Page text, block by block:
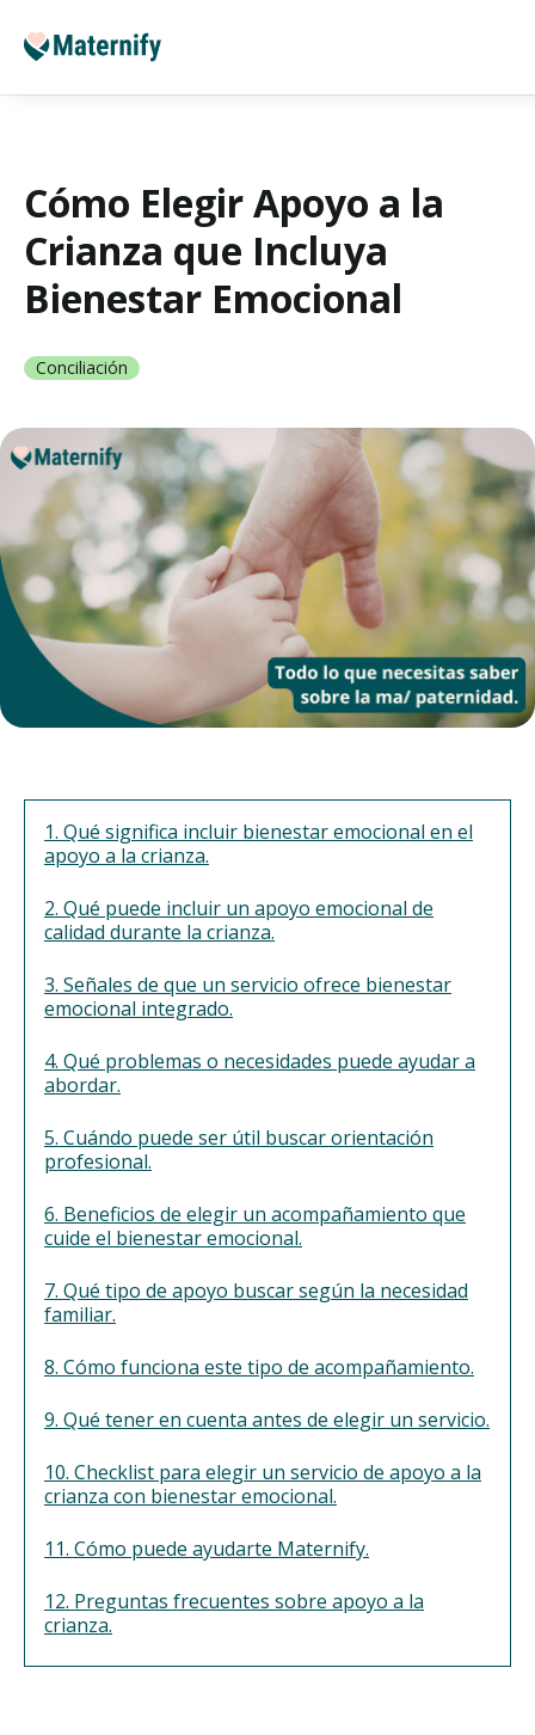
Cómo Elegir Apoyo a la
Crianza que Incluya
Bienestar Emocional
Conciliación
1. Qué significa incluir bienestar emocional en el
apoyo a la crianza.
2. Qué puede incluir un apoyo emocional de
calidad durante la crianza.
3. Señales de que un servicio ofrece bienestar
emocional integrado.
4. Qué problemas o necesidades puede ayudar a
abordar.
5. Cuándo puede ser útil buscar orientación
profesional.
6. Beneficios de elegir un acompañamiento que
cuide el bienestar emocional.
7. Qué tipo de apoyo buscar según la necesidad
familiar.
8. Cómo funciona este tipo de acompañamiento.
9. Qué tener en cuenta antes de elegir un servicio.
10. Checklist para elegir un servicio de apoyo a la
crianza con bienestar emocional.
11. Cómo puede ayudarte Maternify.
12. Preguntas frecuentes sobre apoyo a la
crianza.